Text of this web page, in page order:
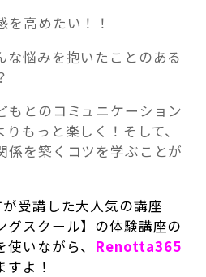
高めたい！！
な悩みを抱いたことのある
もとのコミュニケーション
もっと楽しく！そして、
係を築くコツを学ぶことが
が受講した大人気の講座
スクール】の体験講座の
いながら、 Renotta365
すよ！